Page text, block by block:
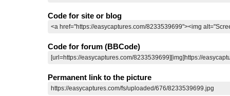
Code for site or blog
Code for forum (BBCode)
Permanent link to the picture